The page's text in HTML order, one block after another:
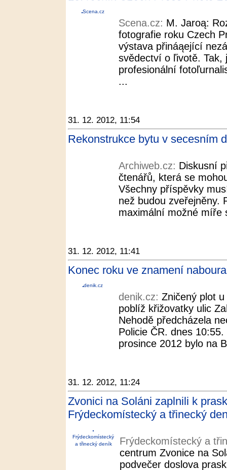
Scena.cz
Scena.cz: M. Jaroą:
fotografie roku Czech
výstava přináąející
svědectví o ľivotě. Tak,
profesionální
...
31. 12. 2012, 11:54
Rekonstrukce bytu v secesním
Archiweb.cz: Diskusní
čtenářů, která se
Všechny příspěvky
než budou zveřejněny.
maximální možné míře
31. 12. 2012, 11:41
Konec roku ve znamení
denik.cz
denik.cz: Zničený plot
poblíž křižovatky ulic
Nehodě předcházela
Policie ČR. dnes
prosince 2012 bylo na
31. 12. 2012, 11:24
Zvonici na Soláni zaplnili k
Frýdeckomístecký a třinecký
Frýdeckomístecký
a třinecký deník
Frýdeckomístecký a
centrum Zvonice na
podvečer doslova